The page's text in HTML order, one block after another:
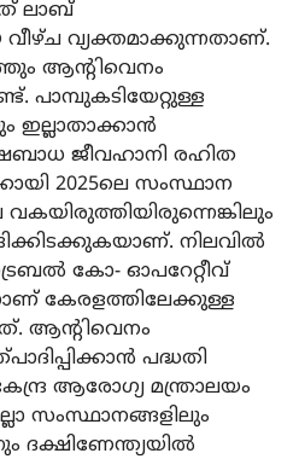
ലാബ്
വ്യക്തമാക്കുന്നതാണ്.
ആന്റിവെനം
പാമ്പുകടിയേറ്റുള്ള
ജീവഹാനി രഹിത
2025ലെ സംസ്ഥാന
നിലവിൽ
കോ- ഓപറേറ്റീവ്
കേരളത്തിലേക്കുള്ള
ആന്റിവെനം
പദ്ധതി
കേന്ദ്ര ആരോഗ്യ മന്ത്രാലയം
സംസ്ഥാനങ്ങളിലും
ദക്ഷിണേന്ത്യയിൽ